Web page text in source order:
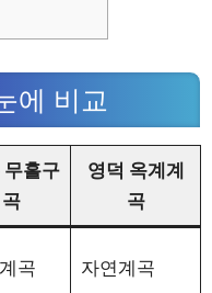
에 비교
무흘구
곡
영덕 옥계계
곡
곡 자연계곡